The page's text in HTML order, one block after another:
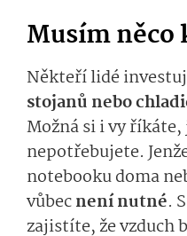
Musím něco
Někteří lidé
stojanů nebo
Možná si i vy
nepotřebujete.
notebooku doma
vůbecnení nutné.
zajistíte, že vzduch